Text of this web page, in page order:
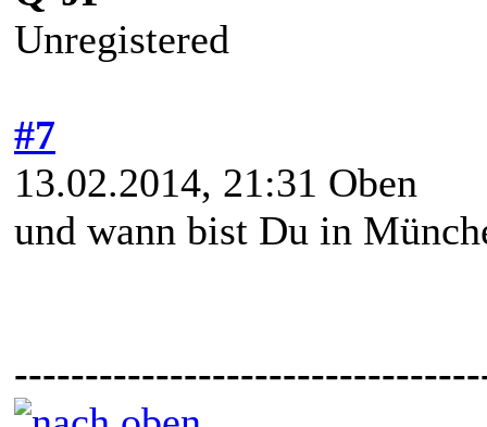
Unregistered
#7
13.02.2014, 21:31 Oben
und wann bist Du in